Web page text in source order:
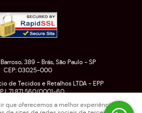
389 - Brás, São Paulo- SP
CEP: 03025-000
de Tecidos e Retalhos LTDA - EPP
71.871.560/0001-60
que oferecemos a melhor experiência em